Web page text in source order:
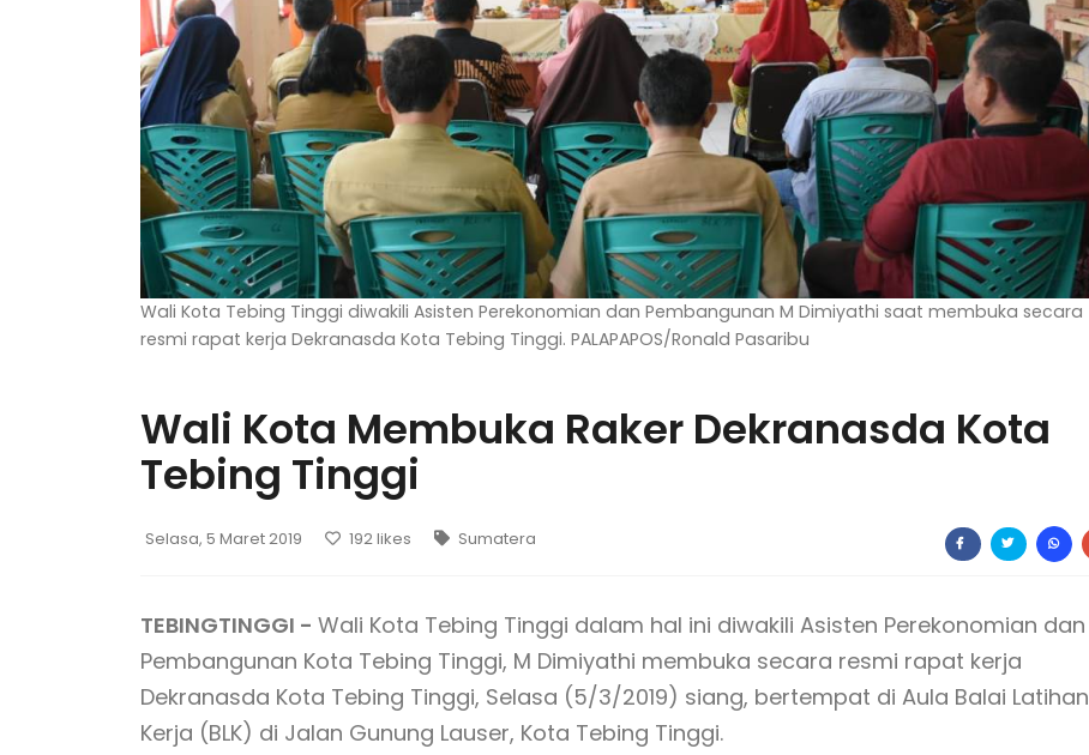
Wali Kota Tebing Tinggi diwakili Asisten Perekonomian dan Pembangunan M Dimiyathi saat membuka secara
resmi rapat kerja Dekranasda Kota Tebing Tinggi. PALAPAPOS/Ronald Pasaribu
Wali Kota Membuka Raker Dekranasda Kota
Tebing Tinggi
Selasa, 5 Maret 2019 192likes Sumatera
TEBINGTINGGI - Wali Kota Tebing Tinggi dalam hal ini diwakili Asisten Perekonomian dan
Pembangunan Kota Tebing Tinggi, M Dimiyathi membuka secara resmi rapat kerja
Dekranasda Kota Tebing Tinggi, Selasa (5/3/2019) siang, bertempat di Aula Balai Latihan
Kerja (BLK) di Jalan Gunung Lauser, Kota Tebing Tinggi.